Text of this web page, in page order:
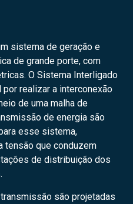
sistema de geração e
de grande porte, com
O Sistema Interligado
realizar a interconexão
de uma malha de
de energia são
esse sistema,
tensão que conduzem
de distribuição dos
são projetadas